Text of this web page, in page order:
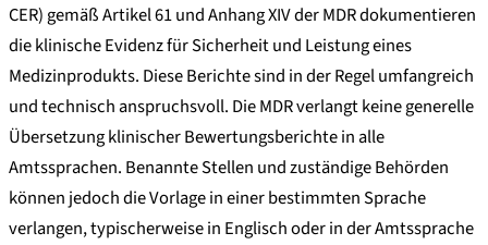
CER) gemäß Artikel 61 und Anhang XIV der MDR dokumentieren
die klinische Evidenz für Sicherheit und Leistung eines
Medizinprodukts. Diese Berichte sind in der Regel umfangreich
und technisch anspruchsvoll. Die MDR verlangt keine generelle
Übersetzung klinischer Bewertungsberichte in alle
Amtssprachen. Benannte Stellen und zuständige Behörden
können jedoch die Vorlage in einer bestimmten Sprache
verlangen, typischerweise in Englisch oder in der Amtssprache